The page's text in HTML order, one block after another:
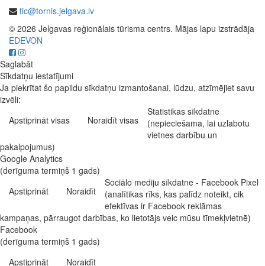
tic@tornis.jelgava.lv
© 2026 Jelgavas reģionālais tūrisma centrs. Mājas lapu izstrādāja
EDEVON
Saglabāt
Sīkdatņu iestatījumi
Ja piekrītat šo papildu sīkdatņu izmantošanai, lūdzu, atzīmējiet savu
izvēli:
Apstiprināt visas
Noraidīt visas
Statistikas sīkdatne
(nepieciešama, lai uzlabotu
vietnes darbību un
pakalpojumus)
Google Analytics
(derīguma termiņš 1 gads)
Apstiprināt
Noraidīt
Sociālo mediju sīkdatne - Facebook Pixel
(analītikas rīks, kas palīdz noteikt, cik
efektīvas ir Facebook reklāmas
kampaņas, pārraugot darbības, ko lietotājs veic mūsu tīmekļvietnē)
Facebook
(derīguma termiņš 1 gads)
Apstiprināt
Noraidīt